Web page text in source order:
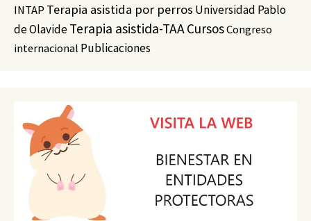
INTAP Terapia asistida por perros Universidad Pablo
de OlavideTerapia asistida-TAA CursosCongreso
internacional Publicaciones